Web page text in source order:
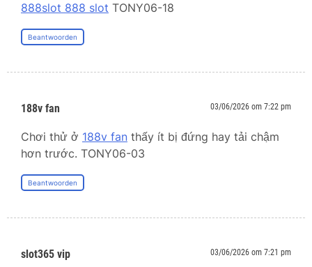
888slot 888 slot TONY06-18
Beantwoorden
188v fan 03/06/2026 om 7:22 pm
Chơi thử ở 188v fan thấy ít bị đứng hay tải chậm
hơn trước. TONY06-03
Beantwoorden
slot365 vip 03/06/2026 om 7:21 pm